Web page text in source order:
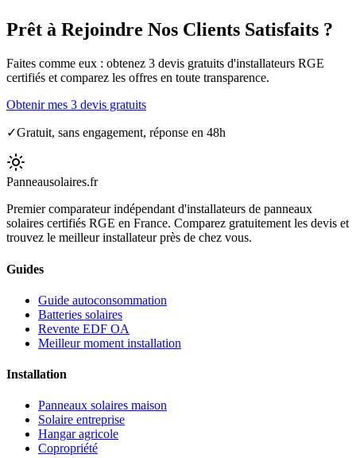
Prêt à Rejoindre Nos Clients Satisfaits ?
Faites comme eux : obtenez 3 devis gratuits d'installateurs RGE
certifiés et comparez les offres en toute transparence.
Obtenir mes 3 devis gratuits
✓Gratuit, sans engagement, réponse en 48h
Panneausolaires.fr
Premier comparateur indépendant d'installateurs de panneaux
solaires certifiés RGE en France. Comparez gratuitement les devis et
trouvez le meilleur installateur près de chez vous.
Guides
Guide autoconsommation
Batteries solaires
Revente EDF OA
Meilleur moment installation
Installation
Panneaux solaires maison
Solaire entreprise
Hangar agricole
Copropriété